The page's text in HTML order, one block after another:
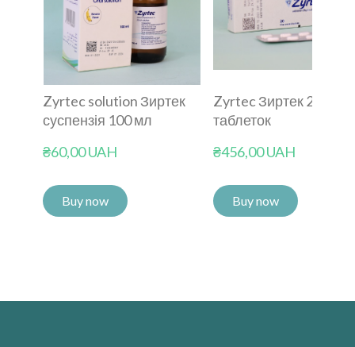
Zyrtec solution Зиртек
суспензія 100 мл
₴60,00 UAH
Buy now
Zyrtec Зиртек 20
таблеток
₴456,00 UAH
Buy now